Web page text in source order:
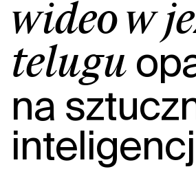
wideo w
telugu
na